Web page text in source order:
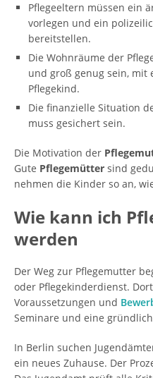
Pflegeeltern müssen ein
vorlegen und ein
bereitstellen.
Die Wohnräume der
und groß genug sein, mit
Pflegekind.
Die finanzielle Situation
muss gesichert sein.
Die Motivation der
Gute Pflegemütter sind
nehmen die Kinder so an,
Wie kann ich
werden
Der Weg zur Pflegemutter
oder Pflegekinderdienst.
Voraussetzungen und
Seminare und eine
In Berlin suchen
ein neues Zuhause. Der